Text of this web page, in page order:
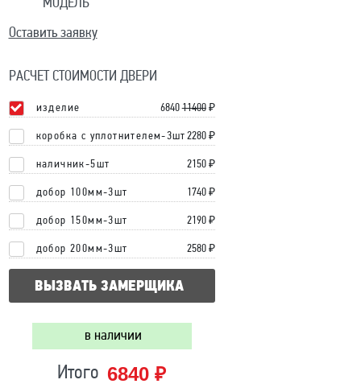
МОДЕЛЬ
Оставить заявку
РАСЧЕТ СТОИМОСТИ ДВЕРИ
изделие 6840 11400₽
коробка с уплотнителем-3шт 2280 ₽
наличник-5шт 2150 ₽
добор 100мм-3шт 1740 ₽
добор 150мм-3шт 2190 ₽
добор 200мм-3шт 2580 ₽
ВЫЗВАТЬ ЗАМЕРЩИКА
в наличии
Итого 6840 ₽